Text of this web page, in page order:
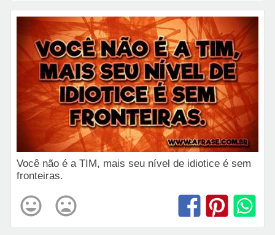
Você não é a TIM, mais seu nível de idiotice é sem
fronteiras.